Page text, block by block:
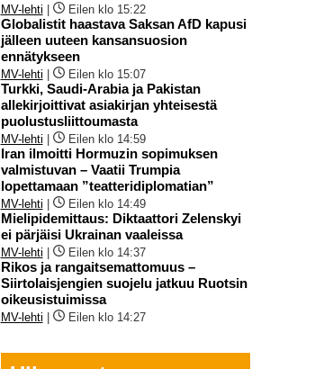
MV-lehti Eilen klo 15:22
Globalistit haastava Saksan AfD kapusi
jälleen uuteen kansansuosion
ennätykseen
MV-lehti Eilen klo 15:07
Turkki, Saudi-Arabia ja Pakistan
allekirjoittivat asiakirjan yhteisestä
puolustusliittoumasta
MV-lehti Eilen klo 14:59
Iran ilmoitti Hormuzin sopimuksen
valmistuvan – Vaatii Trumpia
lopettamaan ”teatteridiplomatian”
MV-lehti Eilen klo 14:49
Mielipidemittaus: Diktaattori Zelenskyi
ei pärjäisi Ukrainan vaaleissa
MV-lehti Eilen klo 14:37
Rikos ja rangaitsemattomuus –
Siirtolaisjengien suojelu jatkuu Ruotsin
oikeusistuimissa
MV-lehti Eilen klo 14:27